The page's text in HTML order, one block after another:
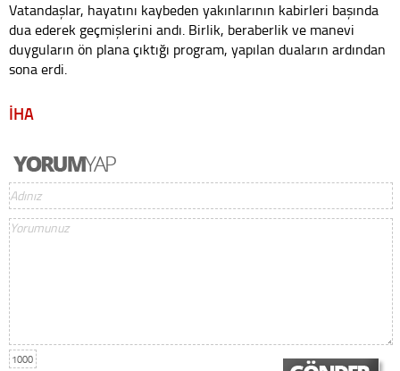
Vatandaşlar, hayatını kaybeden yakınlarının kabirleri başında
dua ederek geçmişlerini andı. Birlik, beraberlik ve manevi
duyguların ön plana çıktığı program, yapılan duaların ardından
sona erdi.
İHA
1000